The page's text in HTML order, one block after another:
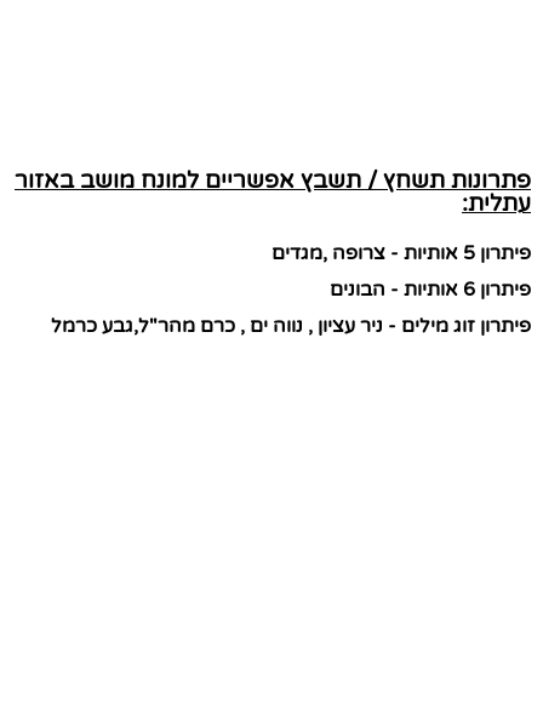
פתרונות תשחץ / תשבץ אפשריים למונח מושב באזור
עתלית:
פיתרון 5 אותיות - צרופה ,מגדים
פיתרון 6 אותיות - הבונים
פיתרון זוג מילים - ניר עציון , נווה ים , כרם מהר"ל,גבע כרמל